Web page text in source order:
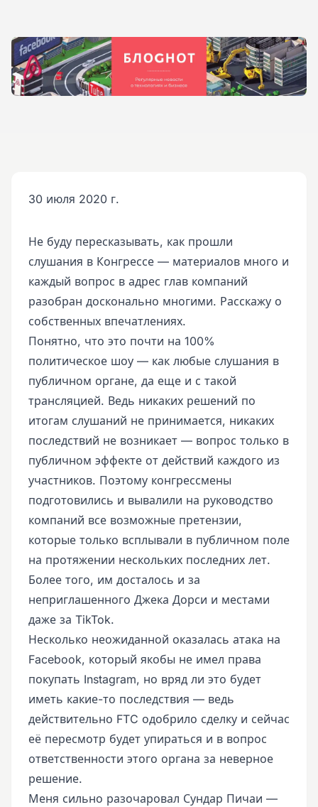
30 июля 2020 г.
Не буду пересказывать, как прошли
слушания в Конгрессе — материалов много и
каждый вопрос в адрес глав компаний
разобран досконально многими. Расскажу о
собственных впечатлениях.
Понятно, что это почти на 100%
политическое шоу — как любые слушания в
публичном органе, да еще и с такой
трансляцией. Ведь никаких решений по
итогам слушаний не принимается, никаких
последствий не возникает — вопрос только в
публичном эффекте от действий каждого из
участников. Поэтому конгрессмены
подготовились и вывалили на руководство
компаний все возможные претензии,
которые только всплывали в публичном поле
на протяжении нескольких последних лет.
Более того, им досталось и за
неприглашенного Джека Дорси и местами
даже за TikTok.
Несколько неожиданной оказалась атака на
Facebook, который якобы не имел права
покупать Instagram, но вряд ли это будет
иметь какие-то последствия — ведь
действительно FTC одобрило сделку и сейчас
её пересмотр будет упираться и в вопрос
ответственности этого органа за неверное
решение.
Меня сильно разочаровал Сундар Пичаи —